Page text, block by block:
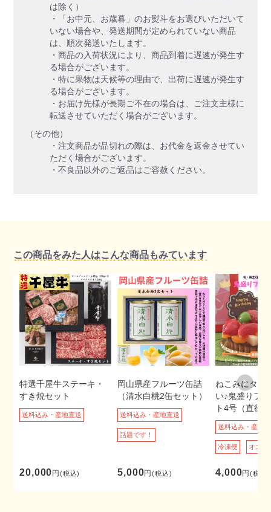
は除く）
・「お中元、お歳暮」のお熨斗をお選びいただいて
いない場合や、発送期間が定められていない商品
は、順次発送いたします。
・商品の入荷状況により、商品到着に遅速が発生す
る場合がございます。
・特に果物は天候等の理由で、出荷に遅速が発生す
る場合がございます。
・お届け先様が長期ご不在の場合は、ご注文主様に
転送させていただく場合がございます。
（その他）
・注文商品が品切れの際は、お代金を返金させてい
ただく場合がございます。
・不良品以外のご返品はご容赦ください。
この商品をみた人はこんな商品もみています
特選千屋牛ステーキ・
すき焼セット
送料込み・産地直送
20,000円(税込)
岡山県産フルーツ缶詰
（清水白桃2缶セット）
送料込み・産地直送
話題です！
5,000円(税込)
ねこみにタル
い♪鬼盛りフ
ト4号（直径
送料込み・産地
冷凍便 オスス
4,000円(税込)